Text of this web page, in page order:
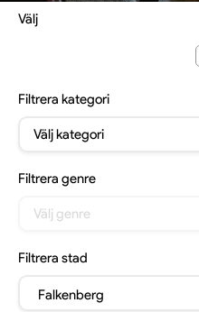
Välj
Filtrera kategori
Välj kategori
Filtrera genre
Välj genre
Filtrera stad
Falkenberg